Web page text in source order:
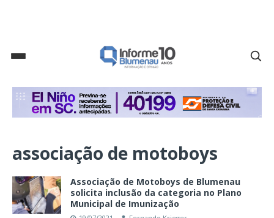
associação de motoboys
Associação de Motoboys de Blumenau
solicita inclusão da categoria no Plano
Municipal de Imunização